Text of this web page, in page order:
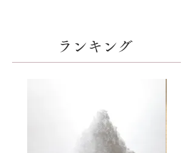
​ランキング